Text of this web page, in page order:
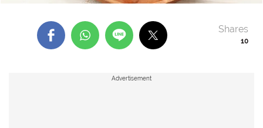
10
Shares
Advertisement